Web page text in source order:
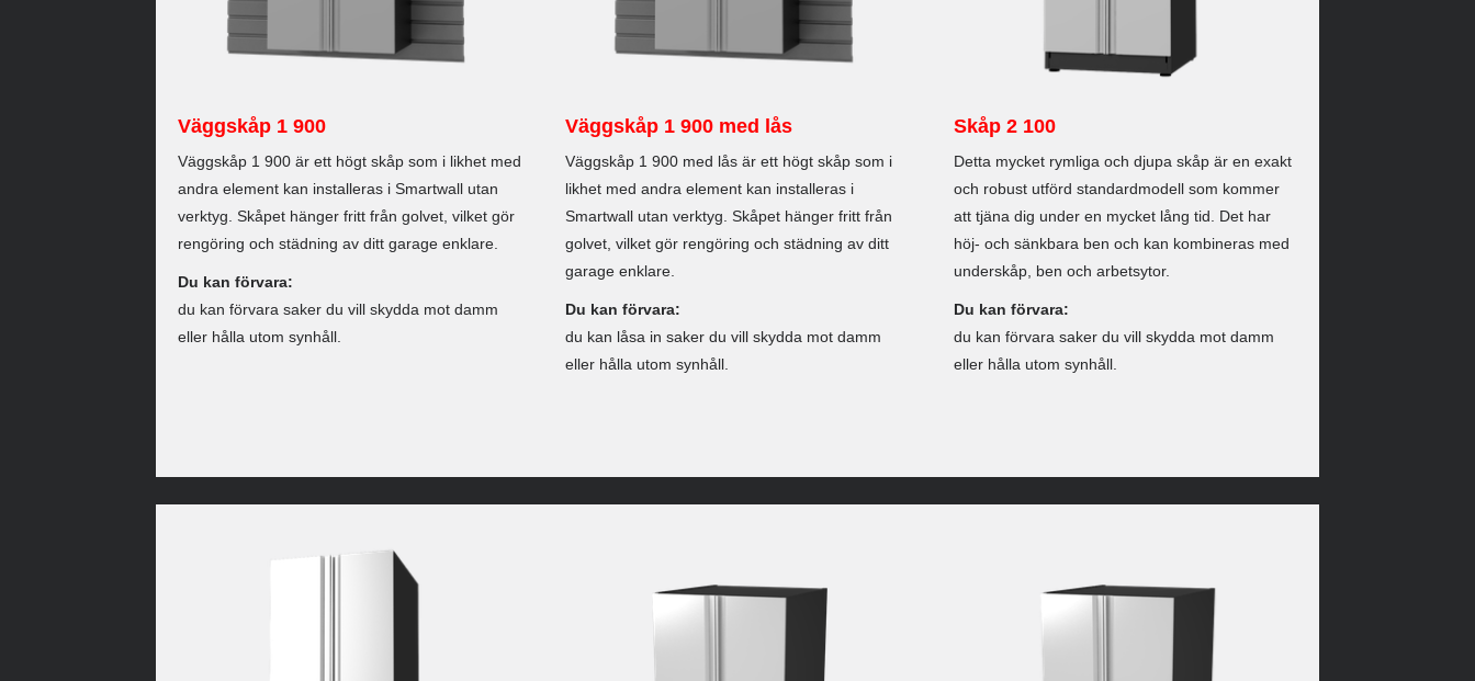
Väggskåp 1 900
Väggskåp 1 900 är ett högt skåp som i likhet med
andra element kan installeras i Smartwall utan
verktyg. Skåpet hänger fritt från golvet, vilket gör
rengöring och städning av ditt garage enklare.
Du kan förvara:
du kan förvara saker du vill skydda mot damm
eller hålla utom synhåll.
Väggskåp 1 900 med lås
Väggskåp 1 900 med lås är ett högt skåp som i
likhet med andra element kan installeras i
Smartwall utan verktyg. Skåpet hänger fritt från
golvet, vilket gör rengöring och städning av ditt
garage enklare.
Du kan förvara:
du kan låsa in saker du vill skydda mot damm
eller hålla utom synhåll.
Skåp 2 100
Detta mycket rymliga och djupa skåp är en exakt
och robust utförd standardmodell som kommer
att tjäna dig under en mycket lång tid. Det har
höj- och sänkbara ben och kan kombineras med
underskåp, ben och arbetsytor.
Du kan förvara:
du kan förvara saker du vill skydda mot damm
eller hålla utom synhåll.